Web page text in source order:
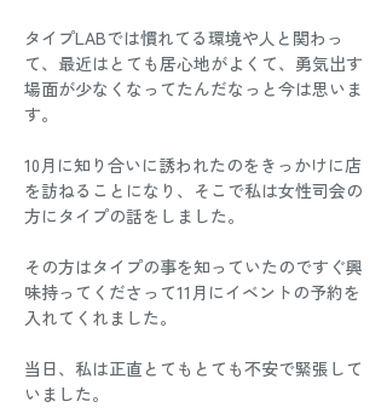
タイプLABでは慣れてる環境や人と関わっ
て、最近はとても居心地がよくて、勇気出す
場面が少なくなってたんだなっと今は思いま
す。
10月に知り合いに誘われたのをきっかけに店
を訪ねることになり、そこで私は女性司会の
方にタイプの話をしました。
その方はタイプの事を知っていたのですぐ興
味持ってくださって11月にイベントの予約を
入れてくれました。
当日、私は正直とてもとても不安で緊張して
いました。